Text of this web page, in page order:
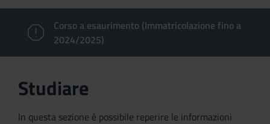
Corso a esaurimento (Immatricolazione fino a
2024/2025)
Studiare
In questa sezione è possibile reperire le informazioni